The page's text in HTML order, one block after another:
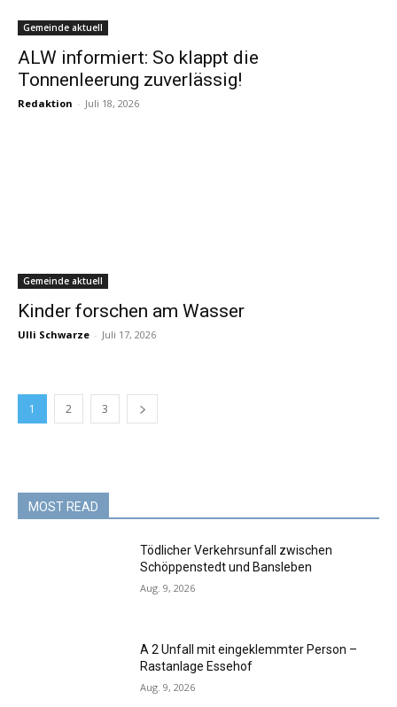
Gemeinde aktuell
ALW informiert: So klappt die
Tonnenleerung zuverlässig!
Redaktion - Juli 18, 2026
Gemeinde aktuell
Kinder forschen am Wasser
Ulli Schwarze - Juli 17, 2026
1 2 3
MOST READ
Tödlicher Verkehrsunfall zwischen
Schöppenstedt und Bansleben
Aug. 9, 2026
A 2 Unfall mit eingeklemmter Person –
Rastanlage Essehof
Aug. 9, 2026